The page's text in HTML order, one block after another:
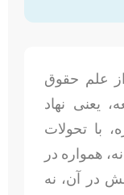
علم حقوق
یعنی نهاد
با تحولات
همواره در
در آن، نه